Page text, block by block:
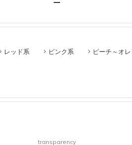
レッド系 ピンク系 ピーチ～オ
transparency